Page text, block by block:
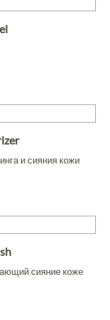
и сияния кожи
сияние коже